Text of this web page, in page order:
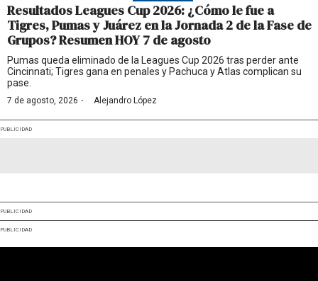
Resultados Leagues Cup 2026: ¿Cómo le fue a
Tigres, Pumas y Juárez en la Jornada 2 de la Fase de
Grupos? Resumen HOY 7 de agosto
Pumas queda eliminado de la Leagues Cup 2026 tras perder ante
Cincinnati; Tigres gana en penales y Pachuca y Atlas complican su
pase.
7 de agosto, 2026 · Alejandro López
PUBLICIDAD
PUBLICIDAD
PUBLICIDAD